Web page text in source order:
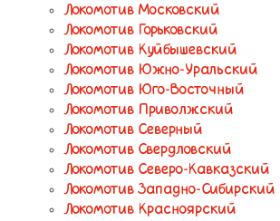
Локомотив Московский
Локомотив Горьковский
Локомотив Куйбышевский
Локомотив Южно-Уральский
Локомотив Юго-Восточный
Локомотив Приволжский
Локомотив Северный
Локомотив Свердловский
Локомотив Северо-Кавказский
Локомотив Западно-Сибирский
Локомотив Красноярский